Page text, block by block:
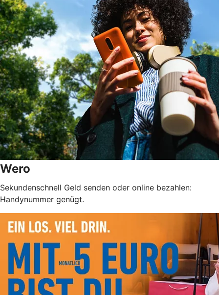
Wero
Sekundenschnell Geld senden oder online bezahlen:
Handynummer genügt.